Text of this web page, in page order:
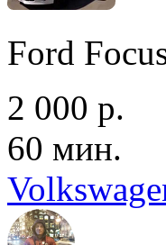
Ford
2 000 р.
60 мин.